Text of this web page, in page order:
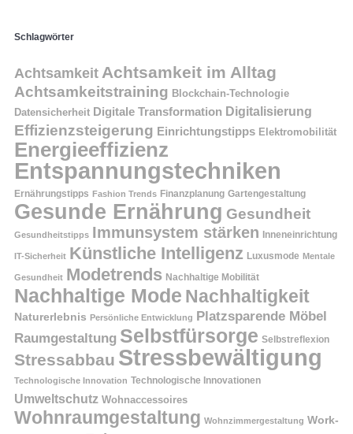
Schlagwörter
Achtsamkeit Achtsamkeit im Alltag
Achtsamkeitstraining Blockchain-Technologie
Datensicherheit Digitale Transformation Digitalisierung
Effizienzsteigerung Einrichtungstipps Elektromobilität
Energieeffizienz
Entspannungstechniken
Ernährungstipps Fashion Trends Finanzplanung Gartengestaltung
Gesunde Ernährung Gesundheit
Gesundheitstipps Immunsystem stärken Inneneinrichtung
IT-Sicherheit Künstliche Intelligenz Luxusmode Mentale
Gesundheit Modetrends Nachhaltige Mobilität
Nachhaltige Mode Nachhaltigkeit
Naturerlebnis Persönliche Entwicklung Platzsparende Möbel
Raumgestaltung Selbstfürsorge Selbstreflexion
Stressabbau Stressbewältigung
Technologische Innovation Technologische Innovationen
Umweltschutz Wohnaccessoires
Wohnraumgestaltung Wohnzimmergestaltung Work-